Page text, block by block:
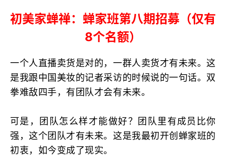
初美家蝉禅：蝉家班第八期招募（仅有
8个名额）
一个人直播卖货是对的，一群人卖货才有未来。这
是我跟中国美妆的记者采访的时候说的一句话。双
拳难敌四手，有团队才会有未来。
可是，团队怎么样才能做好？团队里有成员比你
强，这个团队才有未来。这是我最初开创蝉家班的
初衷，如今变成了现实。